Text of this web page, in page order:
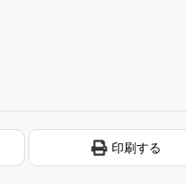
印刷する